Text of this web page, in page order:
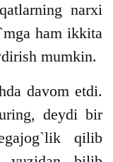
narxi
ham ikkita
mumkin.
davom etdi.
deydi bir
qilib